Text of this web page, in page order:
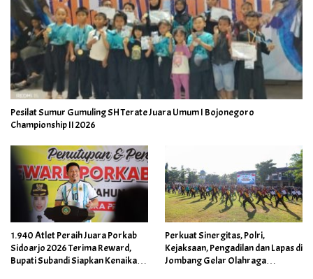
Pesilat Sumur Gumuling SH Terate Juara Umum I Bojonegoro
Championship II 2026
1.940 Atlet Peraih Juara Porkab
Sidoarjo 2026 Terima Reward,
Bupati Subandi Siapkan Kenaikan
Perkuat Sinergitas, Polri,
Kejaksaan, Pengadilan dan Lapas di
Jombang Gelar Olahraga